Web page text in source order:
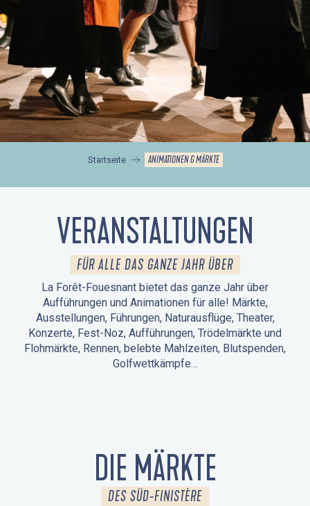
Startseite ANIMATIONEN & MÄRKTE
VERANSTALTUNGEN
FÜR ALLE DAS GANZE JAHR ÜBER
La Forêt-Fouesnant bietet das ganze Jahr über
Aufführungen und Animationen für alle! Märkte,
Ausstellungen, Führungen, Naturausflüge, Theater,
Konzerte, Fest-Noz, Aufführungen, Trödelmärkte und
Flohmärkte, Rennen, belebte Mahlzeiten, Blutspenden,
Golfwettkämpfe…
DIE MÄRKTE
DES SÜD-FINISTÈRE